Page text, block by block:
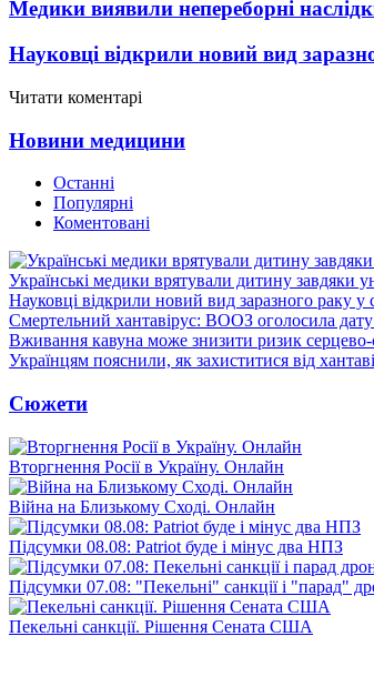
Медики виявили непереборні
Науковці відкрили новий вид
Читати коментарі
Новини медицини
Останні
Популярні
Коментовані
Українські медики врятували дитину завдяки
Науковці відкрили новий вид заразного раку
Смертельний хантавірус: ВООЗ оголосила
Вживання кавуна може знизити ризик
Українцям пояснили, як захиститися від
Сюжети
Вторгнення Росії в Україну. Онлайн
Війна на Близькому Сході. Онлайн
Підсумки 08.08: Patriot буде і мінус два НПЗ
Підсумки 07.08: "Пекельні" санкції і "парад"
Пекельні санкції. Рішення Сената США